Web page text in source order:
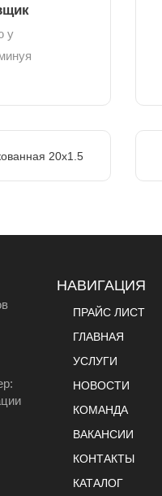
у
20х1.5
НАВИГАЦИЯ
ПРАЙС ЛИСТ
ГЛАВНАЯ
УСЛУГИ
НОВОСТИ
КОМАНДА
ВАКАНСИИ
КОНТАКТЫ
КАТАЛОГ